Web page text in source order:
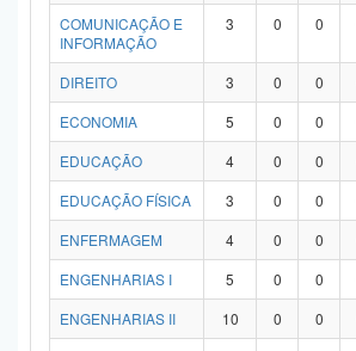
COMUNICAÇÃO E
INFORMAÇÃO
3 0 0
DIREITO 3 0 0
ECONOMIA
5 0 0
EDUCAÇÃO
4 0 0
EDUCAÇÃO FÍSICA
3 0 0
ENFERMAGEM
4 0 0
ENGENHARIAS I
5 0 0
ENGENHARIAS II
10 0 0